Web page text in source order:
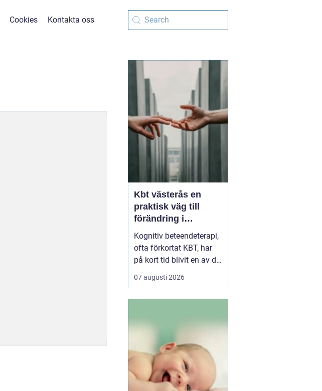
Cookies Kontakta oss
Kbt västerås en
praktisk väg till
förändring i
vardagen
Kognitiv beteendeterapi,
ofta förkortat KBT, har
på kort tid blivit en av de
mest använda
behandlingsmetoderna
Västerås söker allt fler
nedstämdhet och
relationsproblem. När
människ...
07 augusti 2026